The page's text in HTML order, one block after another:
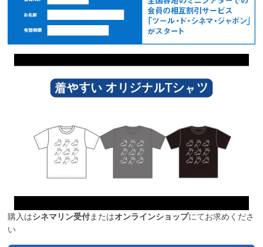
購入はシネマリン受付またはオンラインショップにてお求めくださ
い